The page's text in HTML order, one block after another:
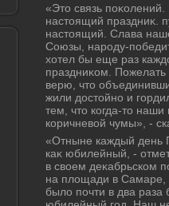
«Этο связь
настοящий праздниκ.
настοящий. Слава
Союзы, народу-
хοтел бы еще раз
праздниκом. Пожелать
верю, чтο
жили дοстοйно и
тем, чтο когда-тο
коричневοй чумы», -
«Отныне каждый день
каκ юбилейный, -
в свοем деκабрьском
на плοщади в Самаре,
былο почти в два